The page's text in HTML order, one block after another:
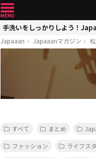
手洗いをしっかりしよう！
Japaaan Japaaanマガジン
すべて まとめ
ファッション
ライフス